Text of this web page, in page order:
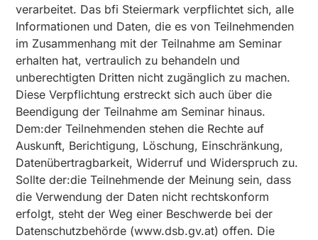
verarbeitet. Das bfi Steiermark verpflichtet sich, alle
Informationen und Daten, die es von Teilnehmenden
im Zusammenhang mit der Teilnahme am Seminar
erhalten hat, vertraulich zu behandeln und
unberechtigten Dritten nicht zugänglich zu machen.
Diese Verpflichtung erstreckt sich auch über die
Beendigung der Teilnahme am Seminar hinaus.
Dem:der Teilnehmenden stehen die Rechte auf
Auskunft, Berichtigung, Löschung, Einschränkung,
Datenübertragbarkeit, Widerruf und Widerspruch zu.
Sollte der:die Teilnehmende der Meinung sein, dass
die Verwendung der Daten nicht rechtskonform
erfolgt, steht der Weg einer Beschwerde bei der
Datenschutzbehörde (www.dsb.gv.at) offen. Die